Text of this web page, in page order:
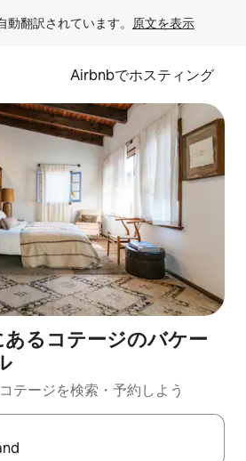
動翻訳されています。 原文を表示
Airbnbでホスティング
るコテージのバケー
テージを検索・予約しよう
ら、上下の矢印キーを使って移動するか